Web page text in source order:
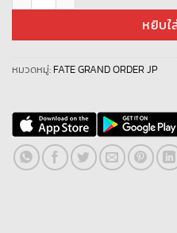
หยิบใ
หมวดหมู่: FATE GRAND ORDER JP